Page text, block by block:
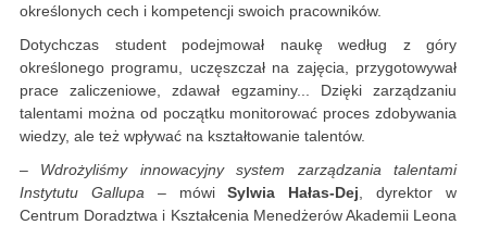
określonych cech i kompetencji swoich pracowników.
Dotychczas student podejmował naukę według z góry
określonego programu, uczęszczał na zajęcia, przygotowywał
prace zaliczeniowe, zdawał egzaminy... Dzięki zarządzaniu
talentami można od początku monitorować proces zdobywania
wiedzy, ale też wpływać na kształtowanie talentów.
– Wdrożyliśmy innowacyjny system zarządzania talentami
Instytutu Gallupa– mówiSylwia Hałas-Dej, dyrektor w
Centrum Doradztwa i Kształcenia Menedżerów Akademii Leona